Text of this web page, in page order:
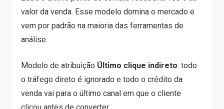
valor da venda. Esse modelo domina o mercado e
vem por padrão na maioria das ferramentas de
análise.
Modelo de atribuição Último clique indireto: todo
o tráfego direto é ignorado e todo o crédito da
venda vai para o último canal em que o cliente
clicou antes de converter.